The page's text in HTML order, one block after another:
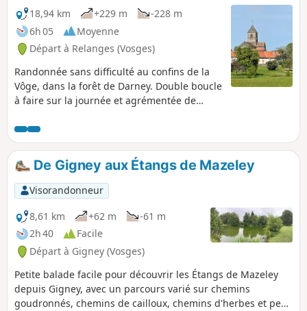
18,94 km
+229 m
-228 m
6h 05
Moyenne
Départ à Relanges (Vosges)
Randonnée sans difficulté au confins de la
Vôge, dans la forêt de Darney. Double boucle
à faire sur la journée et agrémentée de
époques .
De Gigney aux Étangs de Mazeley
Visorandonneur
8,61 km
+62 m
-61 m
2h 40
Facile
Départ à Gigney (Vosges)
Petite balade facile pour découvrir les Étangs de Mazeley
depuis Gigney, avec un parcours varié sur chemins
goudronnés, chemins de cailloux, chemins d'herbes et peu